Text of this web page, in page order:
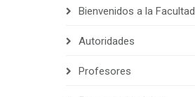
Bienvenidos a la Facultad
Autoridades
Profesores